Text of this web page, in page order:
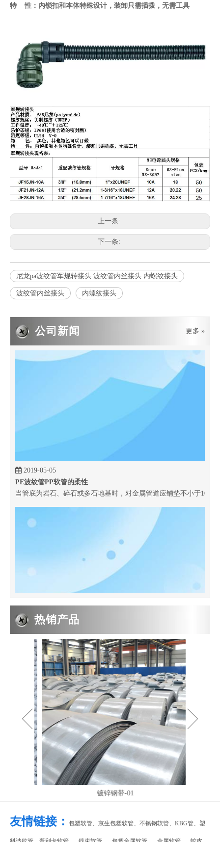
特 性：内锁扣和本体特殊设计，装卸只需插拨，无需工具
上一条:
下一条:
尼龙pa波纹管军规转接头 波纹管内丝接头 内螺纹接头
波纹管内丝接头 内螺纹接头
公司新闻 更多 »
2019-05-05
2019-05-05
PE波纹管PP软管的柔性
当管底为岩石、碎石或多石地基时，对金属管道应铺垫不小于100
2019-05-05
PE波纹管PP软管的系数
PP波纹管 象研究梁的变形一样,我们从纯弯曲的情况着手,假设弯
热销产品
镀锌钢带-01
友情链接： 包塑软管、 京生包塑软管、 不锈钢软管、 KBG管、 塑